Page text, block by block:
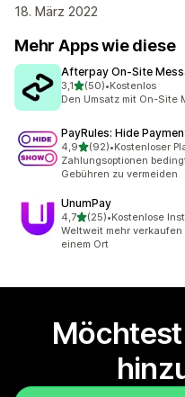
18. März 2022
Mehr Apps wie diese
Afterpay On‑Site
3,1von 5 Sternen
(50)
50 Rezensionen insgesamt
•Kostenlos
Den Umsatz mit On-Site
PayRules: Hide
4,9von 5 Sternen
(92)
92 Rezensionen
•Kostenloser
Zahlungsoptionen
Gebühren zu vermeiden
UnumPay
4,7von 5 Sternen
(25)
25 Rezensionen
•Kostenlose
Weltweit mehr
einem Ort